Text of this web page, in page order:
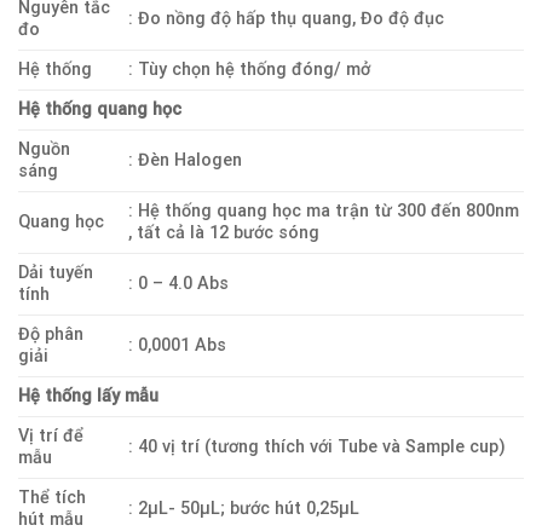
Nguyên tắc
đo
: Đo nồng độ hấp thụ quang, Đo độ đục
Hệ thống
: Tùy chọn hệ thống đóng/ mở
Hệ thống quang học
Nguồn
sáng
: Đèn Halogen
Quang học
: Hệ thống quang học ma trận từ 300 đến 800nm
, tất cả là 12 bước sóng
Dải tuyến
tính
: 0 – 4.0 Abs
Độ phân
giải
: 0,0001 Abs
Hệ thống lấy mẫu
Vị trí để
mẫu
: 40 vị trí (tương thích với Tube và Sample cup)
Thể tích
hút mẫu
: 2µL- 50µL; bước hút 0,25µL